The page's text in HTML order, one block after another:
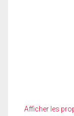
Afficher les